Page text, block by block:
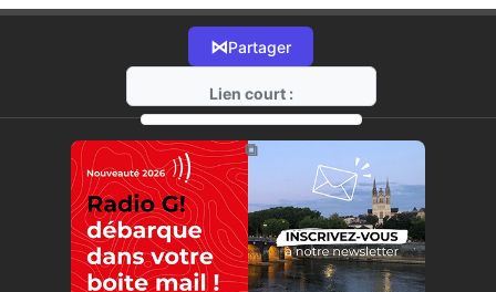
⋈Partager
Lien court :
https://radio-g.fr?17658
⧉